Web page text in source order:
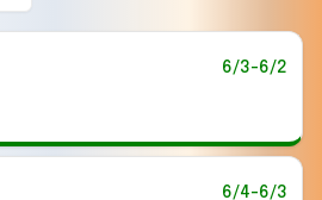
6/3-6/2
6/4-6/3